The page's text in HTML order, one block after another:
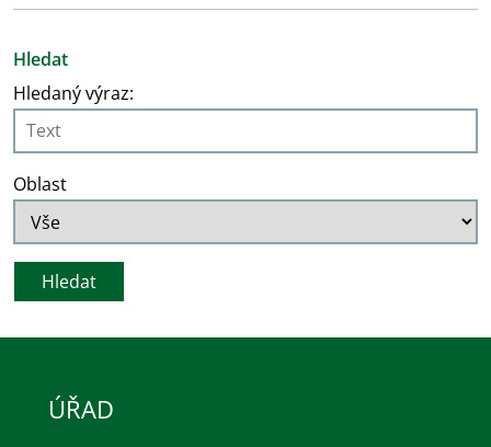
Hledat
Hledaný výraz:
Oblast
ÚŘAD